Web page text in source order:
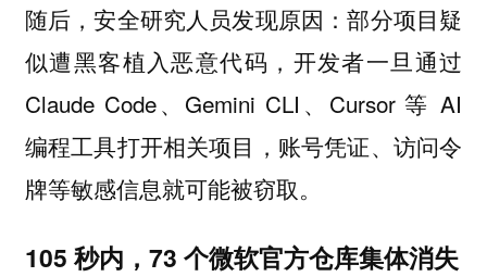
随后，安全研究人员发现原因：部分项目疑
似遭黑客植入恶意代码，开发者一旦通过
Claude Code、Gemini CLI、Cursor 等 AI
编程工具打开相关项目，账号凭证、访问令
牌等敏感信息就可能被窃取。
105 秒内，73 个微软官方仓库集体消失